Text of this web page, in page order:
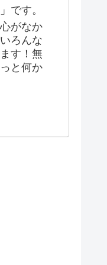
です。
がなか
ろんな
す！無
と何か